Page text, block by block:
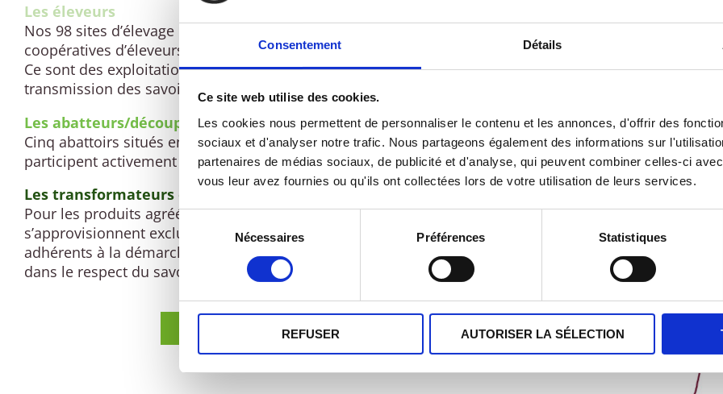
Consentement Détails
Ce site web utilise des cookies.
Les cookies nous permettent de personnaliser le contenu et les annonces, d'offrir des
sociaux et d'analyser notre trafic. Nous partageons également des informations sur
partenaires de médias sociaux, de publicité et d'analyse, qui peuvent combiner celles-ci
vous leur avez fournies ou qu'ils ont collectées lors de votre utilisation de leurs services.
Sélection
du
consentement
Nécessaires Préférences Statistiques
REFUSER AUTORISER LA SÉLECTION
Les éleveurs
Nos 98 sites d’élevage en montagne sont rassemblés au sein de 4
coopératives d’éleveurs (et un exploitant indépendant).
Ce sont des exploitations de dimension familiale permettant la
transmission des savoir-faire et favorisant l’installation des jeunes.
Les abatteurs/découpeurs
Cinq abattoirs situés en zone de montagne adhèrent à la démarche. Ils
participent activement à assurer la traçabilité Origine Montagne.
Les transformateurs et les conditionneurs
Pour les produits agréés Origine Montagne, les fabricants
s’approvisionnent exclusivement auprès d’éleveurs et de découpeurs
adhérents à la démarche. Ils fabriquent saucisses, salaisons et terrines
dans le respect du savoir-faire traditionnel montagnard.
L'ANNUAIRE DE NOS MEMBRES